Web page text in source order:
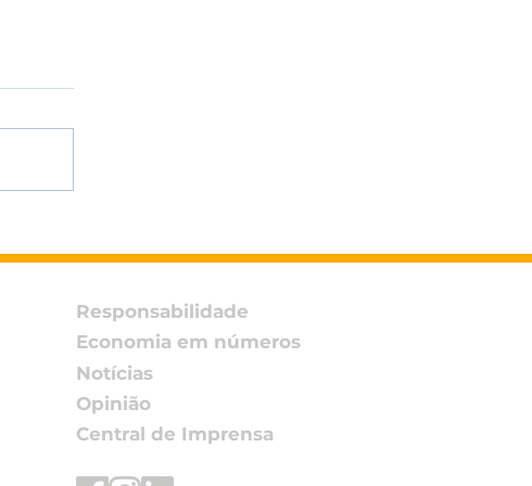
atende pedido da Adial e
obrigatoriedade da
ECONF em Goiás para 1º
de março
Responsabilidade
Economia em números
Notícias
Opinião
Central de Imprensa